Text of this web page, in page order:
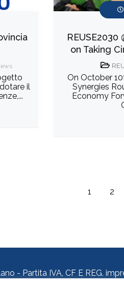
il
on Taking
On October
Synergies
Economy
1 2
- Partita IVA, CF E REG.